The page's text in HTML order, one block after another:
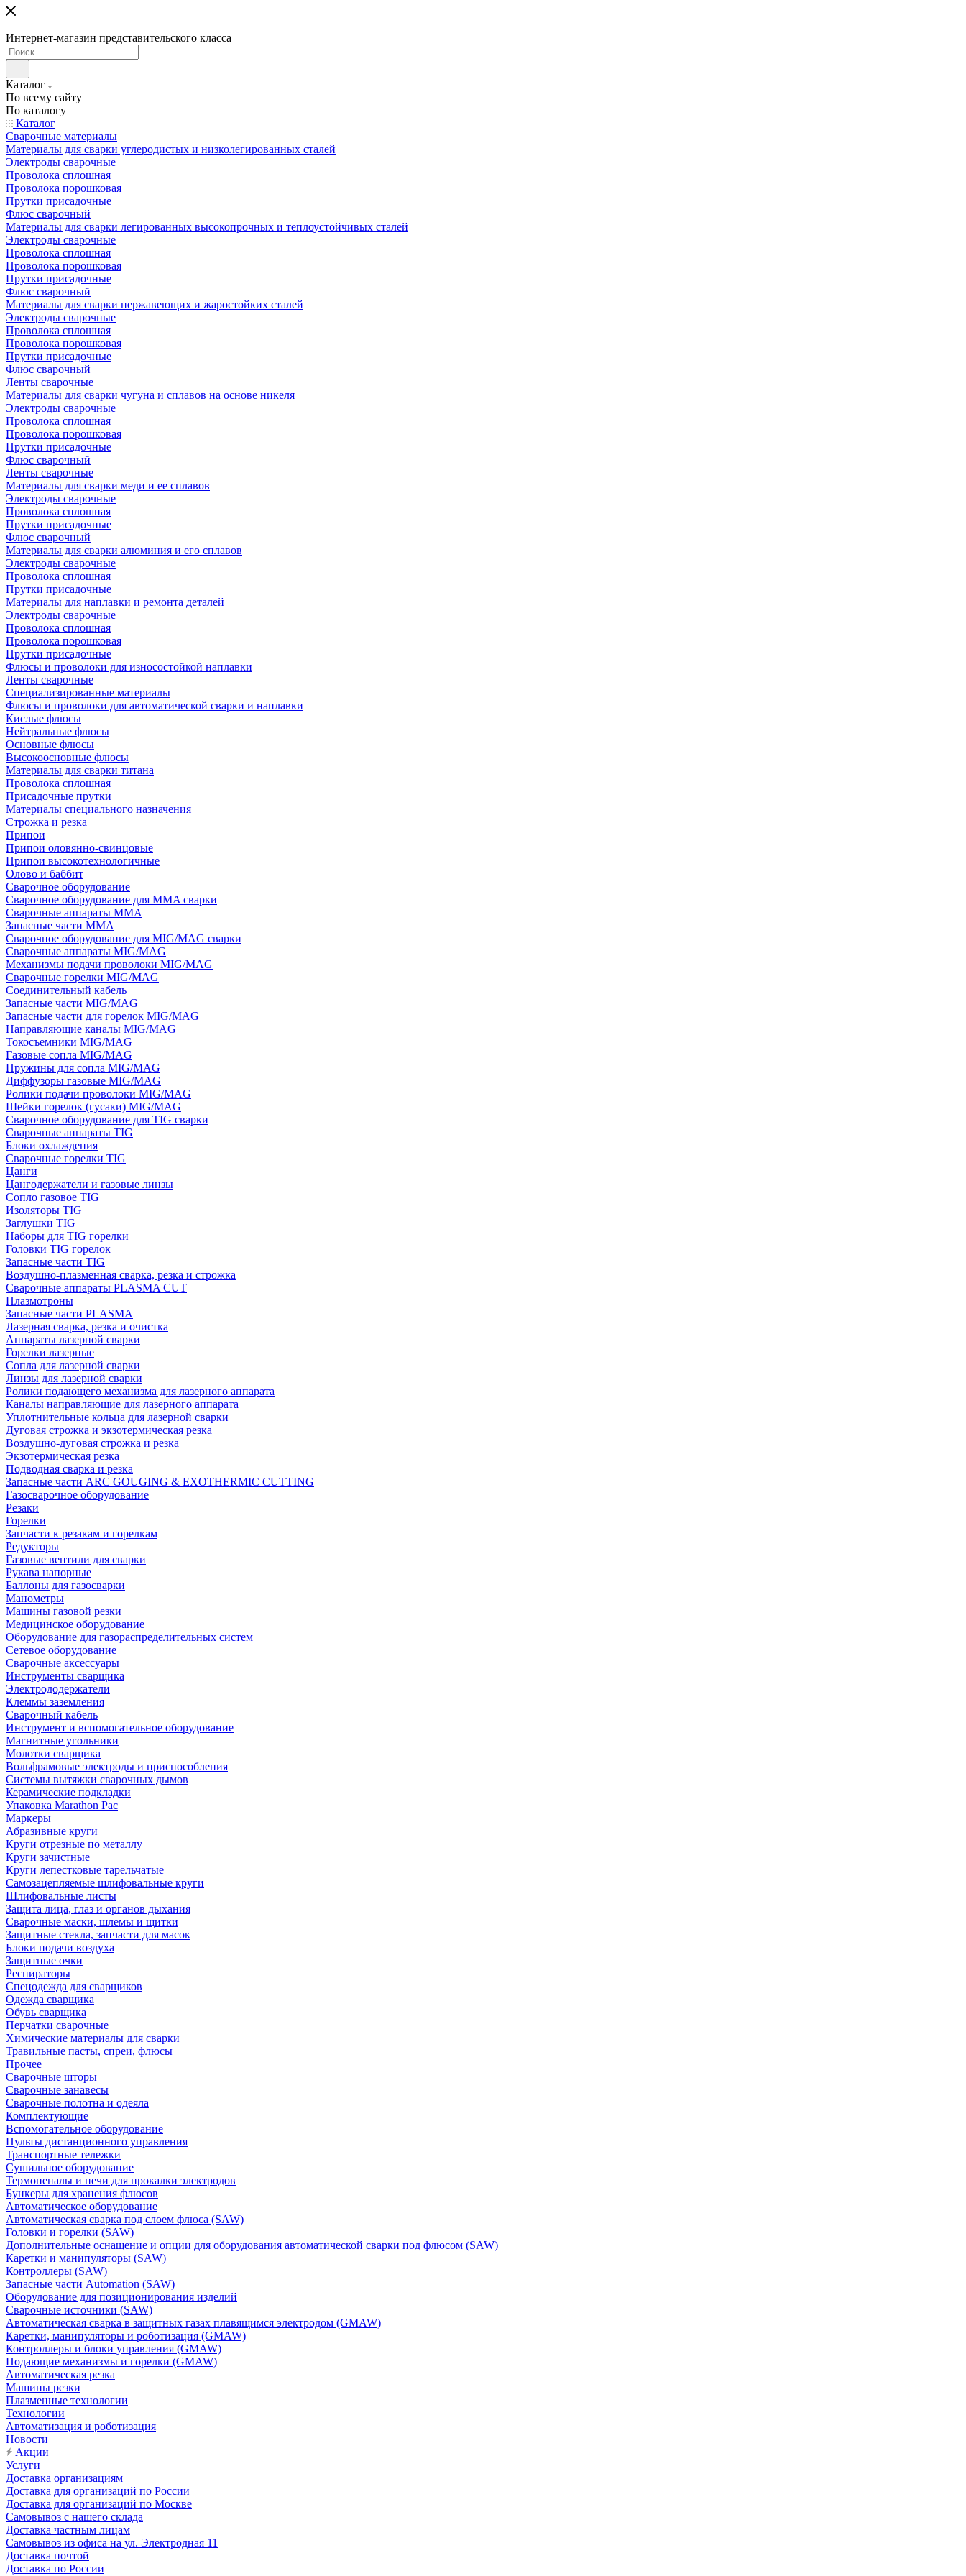
Интернет-магазин представительского класса
Каталог
По всему сайту
По каталогу
Каталог
Сварочные материалы
Материалы для сварки углеродистых и низколегированных сталей
Электроды сварочные
Проволока сплошная
Проволока порошковая
Прутки присадочные
Флюс сварочный
Материалы для сварки легированных высокопрочных и теплоустойчивых сталей
Электроды сварочные
Проволока сплошная
Проволока порошковая
Прутки присадочные
Флюс сварочный
Материалы для сварки нержавеющих и жаростойких сталей
Электроды сварочные
Проволока сплошная
Проволока порошковая
Прутки присадочные
Флюс сварочный
Ленты сварочные
Материалы для сварки чугуна и сплавов на основе никеля
Электроды сварочные
Проволока сплошная
Проволока порошковая
Прутки присадочные
Флюс сварочный
Ленты сварочные
Материалы для сварки меди и ее сплавов
Электроды сварочные
Проволока сплошная
Прутки присадочные
Флюс сварочный
Материалы для сварки алюминия и его сплавов
Электроды сварочные
Проволока сплошная
Прутки присадочные
Материалы для наплавки и ремонта деталей
Электроды сварочные
Проволока сплошная
Проволока порошковая
Прутки присадочные
Флюсы и проволоки для износостойкой наплавки
Ленты сварочные
Специализированные материалы
Флюсы и проволоки для автоматической сварки и наплавки
Кислые флюсы
Нейтральные флюсы
Основные флюсы
Высокоосновные флюсы
Материалы для сварки титана
Проволока сплошная
Присадочные прутки
Материалы специального назначения
Строжка и резка
Припои
Припои оловянно-свинцовые
Припои высокотехнологичные
Олово и баббит
Сварочное оборудование
Сварочное оборудование для MMA сварки
Сварочные аппараты MMA
Запасные части MMA
Сварочное оборудование для MIG/MAG сварки
Сварочные аппараты MIG/MAG
Механизмы подачи проволоки MIG/MAG
Сварочные горелки MIG/MAG
Соединительный кабель
Запасные части MIG/MAG
Запасные части для горелок MIG/MAG
Направляющие каналы MIG/MAG
Токосъемники MIG/MAG
Газовые сопла MIG/MAG
Пружины для сопла MIG/MAG
Диффузоры газовые MIG/MAG
Ролики подачи проволоки MIG/MAG
Шейки горелок (гусаки) MIG/MAG
Сварочное оборудование для TIG сварки
Сварочные аппараты TIG
Блоки охлаждения
Сварочные горелки TIG
Цанги
Цангодержатели и газовые линзы
Сопло газовое TIG
Изоляторы TIG
Заглушки TIG
Наборы для TIG горелки
Головки TIG горелок
Запасные части TIG
Воздушно-плазменная сварка, резка и строжка
Сварочные аппараты PLASMA CUT
Плазмотроны
Запасные части PLASMA
Лазерная сварка, резка и очистка
Аппараты лазерной сварки
Горелки лазерные
Сопла для лазерной сварки
Линзы для лазерной сварки
Ролики подающего механизма для лазерного аппарата
Каналы направляющие для лазерного аппарата
Уплотнительные кольца для лазерной сварки
Дуговая строжка и экзотермическая резка
Воздушно-дуговая строжка и резка
Экзотермическая резка
Подводная сварка и резка
Запасные части ARC GOUGING & EXOTHERMIC CUTTING
Газосварочное оборудование
Резаки
Горелки
Запчасти к резакам и горелкам
Редукторы
Газовые вентили для сварки
Рукава напорные
Баллоны для газосварки
Манометры
Машины газовой резки
Медицинское оборудование
Оборудование для газораспределительных систем
Сетевое оборудование
Сварочные аксессуары
Инструменты сварщика
Электрододержатели
Клеммы заземления
Сварочный кабель
Инструмент и вспомогательное оборудование
Магнитные угольники
Молотки сварщика
Вольфрамовые электроды и приспособления
Системы вытяжки сварочных дымов
Керамические подкладки
Упаковка Marathon Pac
Маркеры
Абразивные круги
Круги отрезные по металлу
Круги зачистные
Круги лепестковые тарельчатые
Самозацепляемые шлифовальные круги
Шлифовальные листы
Защита лица, глаз и органов дыхания
Сварочные маски, шлемы и щитки
Защитные стекла, запчасти для масок
Блоки подачи воздуха
Защитные очки
Респираторы
Спецодежда для сварщиков
Одежда сварщика
Обувь сварщика
Перчатки сварочные
Химические материалы для сварки
Травильные пасты, спреи, флюсы
Прочее
Сварочные шторы
Сварочные занавесы
Сварочные полотна и одеяла
Комплектующие
Вспомогательное оборудование
Пульты дистанционного управления
Транспортные тележки
Сушильное оборудование
Термопеналы и печи для прокалки электродов
Бункеры для хранения флюсов
Автоматическое оборудование
Автоматическая сварка под слоем флюса (SAW)
Головки и горелки (SAW)
Дополнительные оснащение и опции для оборудования автоматической сварки под флюсом (SAW)
Каретки и манипуляторы (SAW)
Контроллеры (SAW)
Запасные части Automation (SAW)
Оборудование для позиционирования изделий
Сварочные источники (SAW)
Автоматическая сварка в защитных газах плавящимся электродом (GMAW)
Каретки, манипуляторы и роботизация (GMAW)
Контроллеры и блоки управления (GMAW)
Подающие механизмы и горелки (GMAW)
Автоматическая резка
Машины резки
Плазменные технологии
Технологии
Автоматизация и роботизация
Новости
Акции
Услуги
Доставка организациям
Доставка для организаций по России
Доставка для организаций по Москве
Самовывоз с нашего склада
Доставка частным лицам
Самовывоз из офиса на ул. Электродная 11
Доставка почтой
Доставка по России